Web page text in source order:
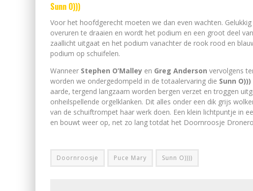
Sunn O)))
Voor het hoofdgerecht moeten we dan even wachten.
overuren te draaien en wordt het podium en een groot deel
zaallicht uitgaat en het podium vanachter de rook rood en
podium op schuifelen.
Wanneer Stephen O’Malley en Greg Anderson vervolgens
worden we ondergedompeld in de totaalervaring die Sunn O)))
aarde, tergend langzaam worden bergen verzet en troggen
onheilspellende orgelklanken. Dit alles onder een dik grijs
van de schuiftrompet haar werk doen. Een klein lichtpuntje in
en bouwt weer op, net zo lang totdat het Doornroosje
Doornroosje Puce Mary Sunn O))))